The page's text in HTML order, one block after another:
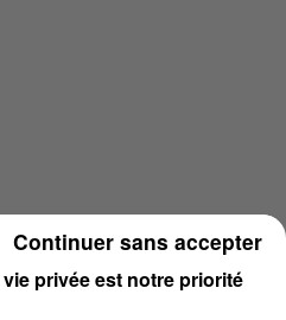
privée est notre priorité
Continuer sans accepter